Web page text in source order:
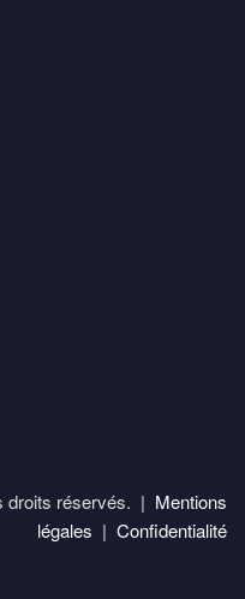
droits réservés. | Mentions
légales | Confidentialité